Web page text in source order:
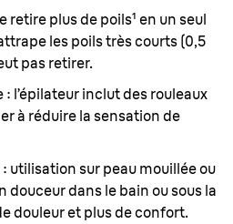
retire plus de poils¹ en un seul
les poils très courts (0,5
pas retirer.
: l’épilateur inclut des rouleaux
à réduire la sensation de
: utilisation sur peau mouillée ou
douceur dans le bain ou sous la
douleur et plus de confort.